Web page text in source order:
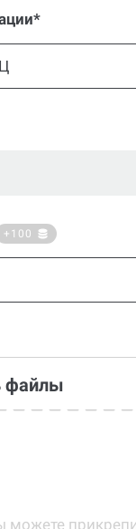
+100
файлы
можете